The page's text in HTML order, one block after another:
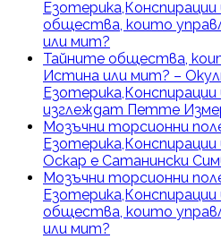
Езотерика,Конспирации
общества, които
или мит?
Тайните общества,
Истина или мит? –
Езотерика,Конспирации
изглеждат Петте
Мозъчни торсионни
Езотерика,Конспирации
Оскар е Сатанински
Мозъчни торсионни
Езотерика,Конспирации
общества, които
или мит?